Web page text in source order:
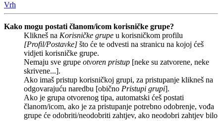
Vrh
Kako mogu postati članom/icom korisničke grupe?
Klikneš na Korisničke grupe u korisničkom profilu
[Profil/Postavke] što će te odvesti na stranicu na kojoj ćeš
vidjeti korisničke grupe.
Nemaju sve grupe otvoren pristup [neke su zatvorene, neke
skrivene...].
Ako imaš pristup korisničkoj grupi, za pristupanje klikneš na
odgovarajuću naredbu [obično Pristupi grupi].
Ako je grupa otvorenog tipa, automatski ćeš postati
članom/icom, ako je za pristupanje potrebno odobrenje, vođa
grupe će odobriti/neodobriti zahtjev, ako neodobri zahtjev bilo